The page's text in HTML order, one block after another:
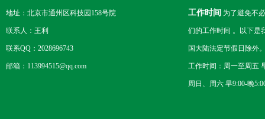
地址：北京市通州区科技园158号院
联系人：王利
联系QQ：2028696743
邮箱：113994515@qq.com
工作时间 为了避免不
们的工作时间 。以下是
国大陆法定节假日除外
工作时间：周一至周五
周日、周六 早9:00-晚